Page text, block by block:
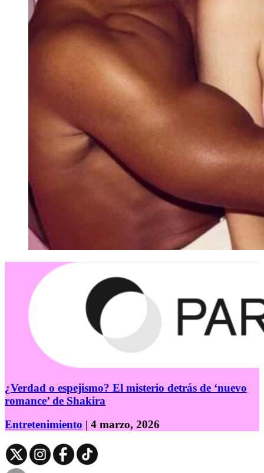
¿Verdad o espejismo? El misterio detrás de ‘nuevo
romance’ de Shakira
Entretenimiento | 4 marzo, 2026